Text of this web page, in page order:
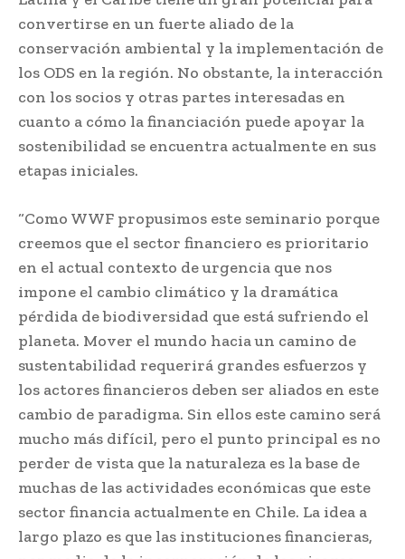
convertirse en un fuerte aliado de la
conservación ambiental y la implementación de
los ODS en la región. No obstante, la interacción
con los socios y otras partes interesadas en
cuanto a cómo la financiación puede apoyar la
sostenibilidad se encuentra actualmente en sus
etapas iniciales.
“Como WWF propusimos este seminario porque
creemos que el sector financiero es prioritario
en el actual contexto de urgencia que nos
impone el cambio climático y la dramática
pérdida de biodiversidad que está sufriendo el
planeta. Mover el mundo hacia un camino de
sustentabilidad requerirá grandes esfuerzos y
los actores financieros deben ser aliados en este
cambio de paradigma. Sin ellos este camino será
mucho más difícil, pero el punto principal es no
perder de vista que la naturaleza es la base de
muchas de las actividades económicas que este
sector financia actualmente en Chile. La idea a
largo plazo es que las instituciones financieras,